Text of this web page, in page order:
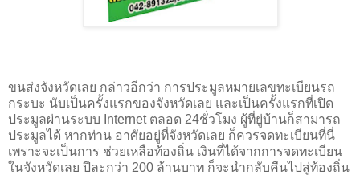
ขนส่งจังหวัดเลย กล่าวอีกว่า การประมูลหมายเลขทะเบียนรถ
กระบะ นับเป็นครั้งแรกของจังหวัดเลย และเป็นครั้งแรกที่เปิด
ประมูลผ่านระบบ Internet ตลอด 24ชั่วโมง ผู้ที่ยู่บ้านก็สามารถ
ประมูลได้ หากท่าน อาศัยอยู่ที่จังหวัดเลย ก็ควรจดทะเบียนที่นี่
เพราะจะเป็นการ ช่วยเหลือท้องถิ่น เงินที่ได้จากการจดทะเบียน
ในจังหวัดเลย ปีละกว่า 200 ล้านบาท ก็จะนำกลับคืนไปสู่ท้องถิ่น